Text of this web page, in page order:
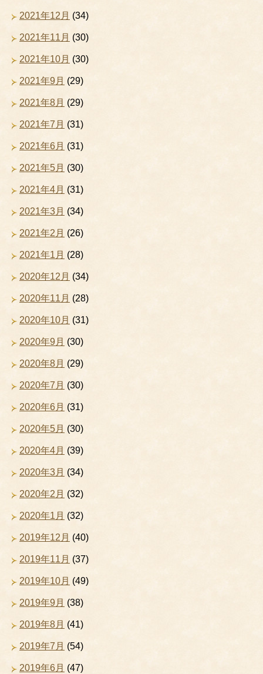
2021年12月 (34)
2021年11月 (30)
2021年10月 (30)
2021年9月 (29)
2021年8月 (29)
2021年7月 (31)
2021年6月 (31)
2021年5月 (30)
2021年4月 (31)
2021年3月 (34)
2021年2月 (26)
2021年1月 (28)
2020年12月 (34)
2020年11月 (28)
2020年10月 (31)
2020年9月 (30)
2020年8月 (29)
2020年7月 (30)
2020年6月 (31)
2020年5月 (30)
2020年4月 (39)
2020年3月 (34)
2020年2月 (32)
2020年1月 (32)
2019年12月 (40)
2019年11月 (37)
2019年10月 (49)
2019年9月 (38)
2019年8月 (41)
2019年7月 (54)
2019年6月 (47)